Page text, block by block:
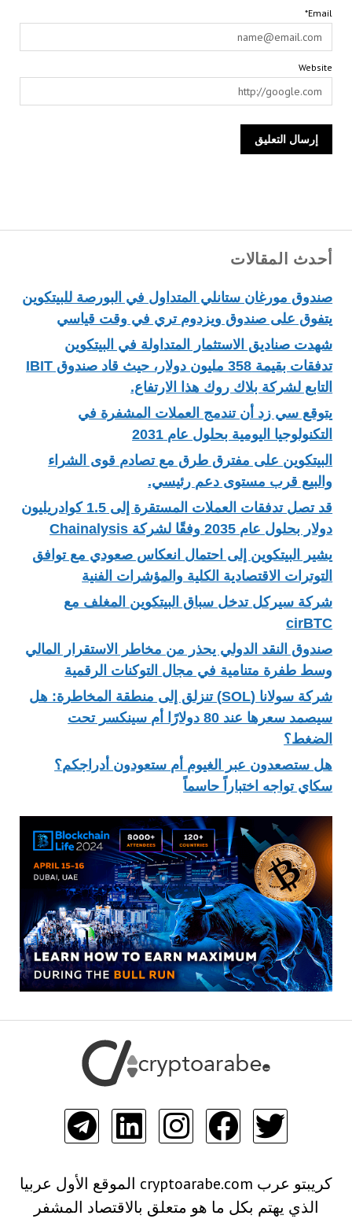
أحدث المقالات
صندوق مورغان ستانلي المتداول في البورصة للبيتكوين
يتفوق على صندوق ويزدوم تري في وقت قياسي
شهدت صناديق الاستثمار المتداولة في البيتكوين
تدفقات بقيمة 358 مليون دولار، حيث قاد صندوق IBIT
التابع لشركة بلاك روك هذا الارتفاع.
يتوقع سي زد أن تندمج العملات المشفرة في
التكنولوجيا اليومية بحلول عام 2031
البيتكوين على مفترق طرق مع تصادم قوى الشراء
والبيع قرب مستوى دعم رئيسي.
قد تصل تدفقات العملات المستقرة إلى 1.5 كوادريليون
دولار بحلول عام 2035 وفقًا لشركة Chainalysis
يشير البيتكوين إلى احتمال انعكاس صعودي مع توافق
التوترات الاقتصادية الكلية والمؤشرات الفنية
شركة سيركل تدخل سباق البيتكوين المغلف مع
cirBTC
صندوق النقد الدولي يحذر من مخاطر الاستقرار المالي
وسط طفرة متنامية في مجال التوكنات الرقمية
شركة سولانا (SOL) تنزلق إلى منطقة المخاطرة: هل
سيصمد سعرها عند 80 دولارًا أم سينكسر تحت
الضغط؟
هل ستصعدون عبر الغيوم أم ستعودون أدراجكم؟
سكاي تواجه اختباراً حاسماً
Email*
Website
كريبتو عرب cryptoarabe.com الموقع الأول عربيا
الذي يهتم بكل ما هو متعلق بالاقتصاد المشفر